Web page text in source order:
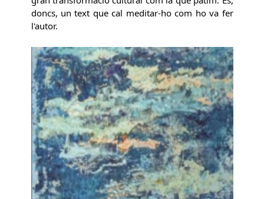
doncs, un text que cal meditar-ho com ho va fer
l'autor.